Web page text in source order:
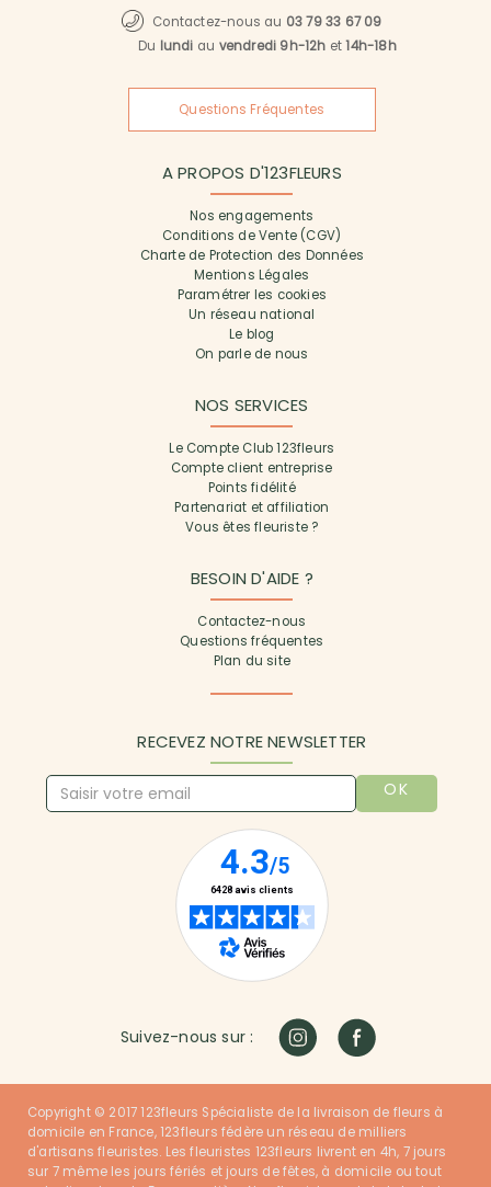
Contactez-nous au 03 79 33 67 09
Du lundi au vendredi 9h-12h et14h-18h
Questions Fréquentes
A PROPOS D'123FLEURS
Nos engagements
Conditions de Vente (CGV)
Charte de Protection des Données
Mentions Légales
Paramétrer les cookies
Un réseau national
Le blog
On parle de nous
NOS SERVICES
Le Compte Club 123fleurs
Compte client entreprise
Points fidélité
Partenariat et affiliation
Vous êtes fleuriste ?
BESOIN D'AIDE ?
Contactez-nous
Questions fréquentes
Plan du site
RECEVEZ NOTRE NEWSLETTER
OK
Suivez-nous sur :
Copyright © 2017 123fleurs Spécialiste de la livraison de fleurs à
domicile en France, 123fleurs fédère un réseau de milliers
d'artisans fleuristes. Les fleuristes 123fleurs livrent en 4h, 7 jours
sur 7 même les jours fériés et jours de fêtes, à domicile ou tout